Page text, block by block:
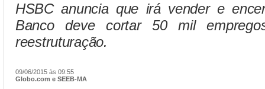
HSBC anuncia que irá vender e
Banco deve cortar 50 mil
reestruturação.
09/06/2015 às 09:55
Globo.com e SEEB-MA